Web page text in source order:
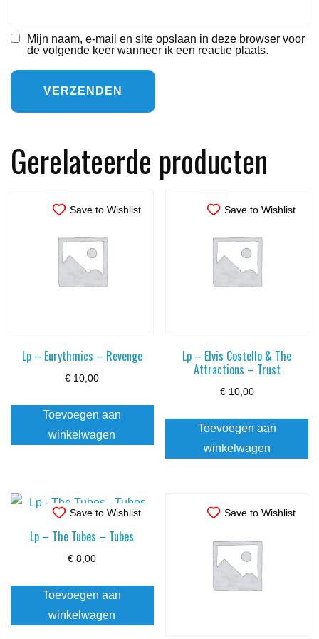
Mijn naam, e-mail en site opslaan in deze browser voor
de volgende keer wanneer ik een reactie plaats.
Gerelateerde producten
Save to Wishlist
Lp – Eurythmics – Revenge
€ 10,00
Toevoegen aan
winkelwagen
Save to Wishlist
Lp – Elvis Costello & The
Attractions – Trust
€10,00
Toevoegen aan
winkelwagen
Save to Wishlist
Lp – The Tubes – Tubes
€ 8,00
Toevoegen aan
winkelwagen
Save to Wishlist